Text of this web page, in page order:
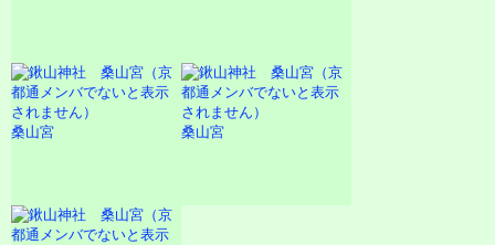
桑山宮 桑山宮